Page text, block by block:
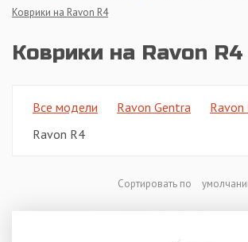
Коврики на Ravon R4
Коврики на Ravon R4
Все модели Ravon Gentra
Ravon
Ravon R4
Сортировать по